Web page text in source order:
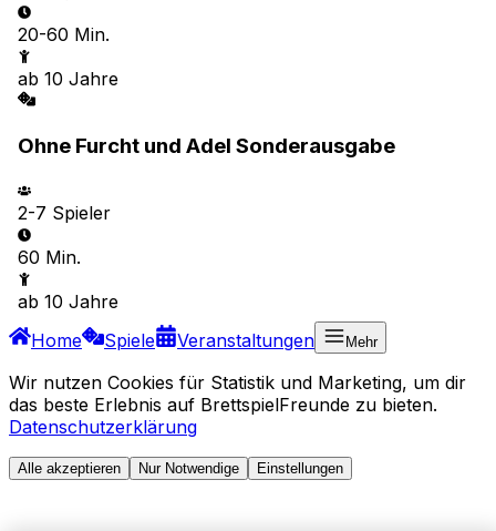
20-60 Min.
ab 10 Jahre
Ohne Furcht und Adel Sonderausgabe
2-7 Spieler
60 Min.
ab 10 Jahre
Home
Spiele Veranstaltungen Mehr
Wir nutzen Cookies für Statistik und Marketing, um dir
das beste Erlebnis auf BrettspielFreunde zu bieten.
Datenschutzerklärung
Alle akzeptieren Nur Notwendige Einstellungen